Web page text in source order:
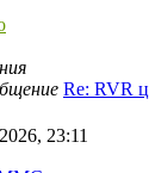
Re: RVR
23:11